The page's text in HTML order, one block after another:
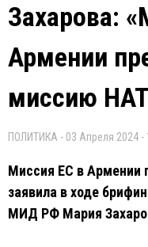
Захарова:
Армении
миссию
ПОЛИТИКА - 03 Апреля 2024
Миссия ЕС в Армении
заявила в ходе
МИД РФ Мария